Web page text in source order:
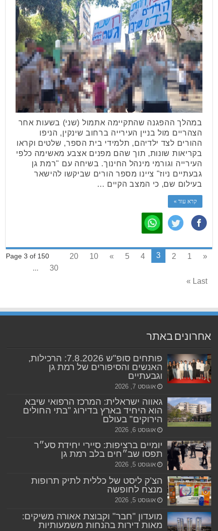
במהלך ההפגנה שהתקיימה אתמול (שני) בשעות אחר
הצהריים מול בניין העירייה ברחוב שינקין, הניפו
ההורים לצד ילדיהם, תלמידי בית הספר, שלטים וקראו
בקריאות שונות, תוך שהם מפנים אצבע מאשימה כלפי
העירייה וגורמי מינהל החינוך. בשיחה עם "רמת גן
גבעתיים ניוז" ציינו מספר הורים שביקשו להישאר
בעילום שם, כי המצב הקיים …
קרא עוד »
Page 3 of 150 «
1
2
3
4
5
»
10
20
30
...
Last »
אחרונים באתר
פותחים סופ"ש 7.8.2026: הרכילות,
האנשים והסיפורים של רמת גן
וגבעתיים
אוגוסט 7, 2026
גאווה ישראלית: המרכז הרפואי שיבא
הוא היחיד בארץ בדירוג "בתי החולים
הירוקים" בעולם
אוגוסט 6, 2026
יומיים ברציפות: סיירי יחידת סע״ר
תפסו שב״חים בלב רמת גן
אוגוסט 5, 2026
הצ'ק ליסט של כללית לתיק תרופות
מנצח לחופשה
אוגוסט 5, 2026
מועדון "חבר" וקבוצת אאורה משיקים:
מאות דירות בהנחות משמעותיות